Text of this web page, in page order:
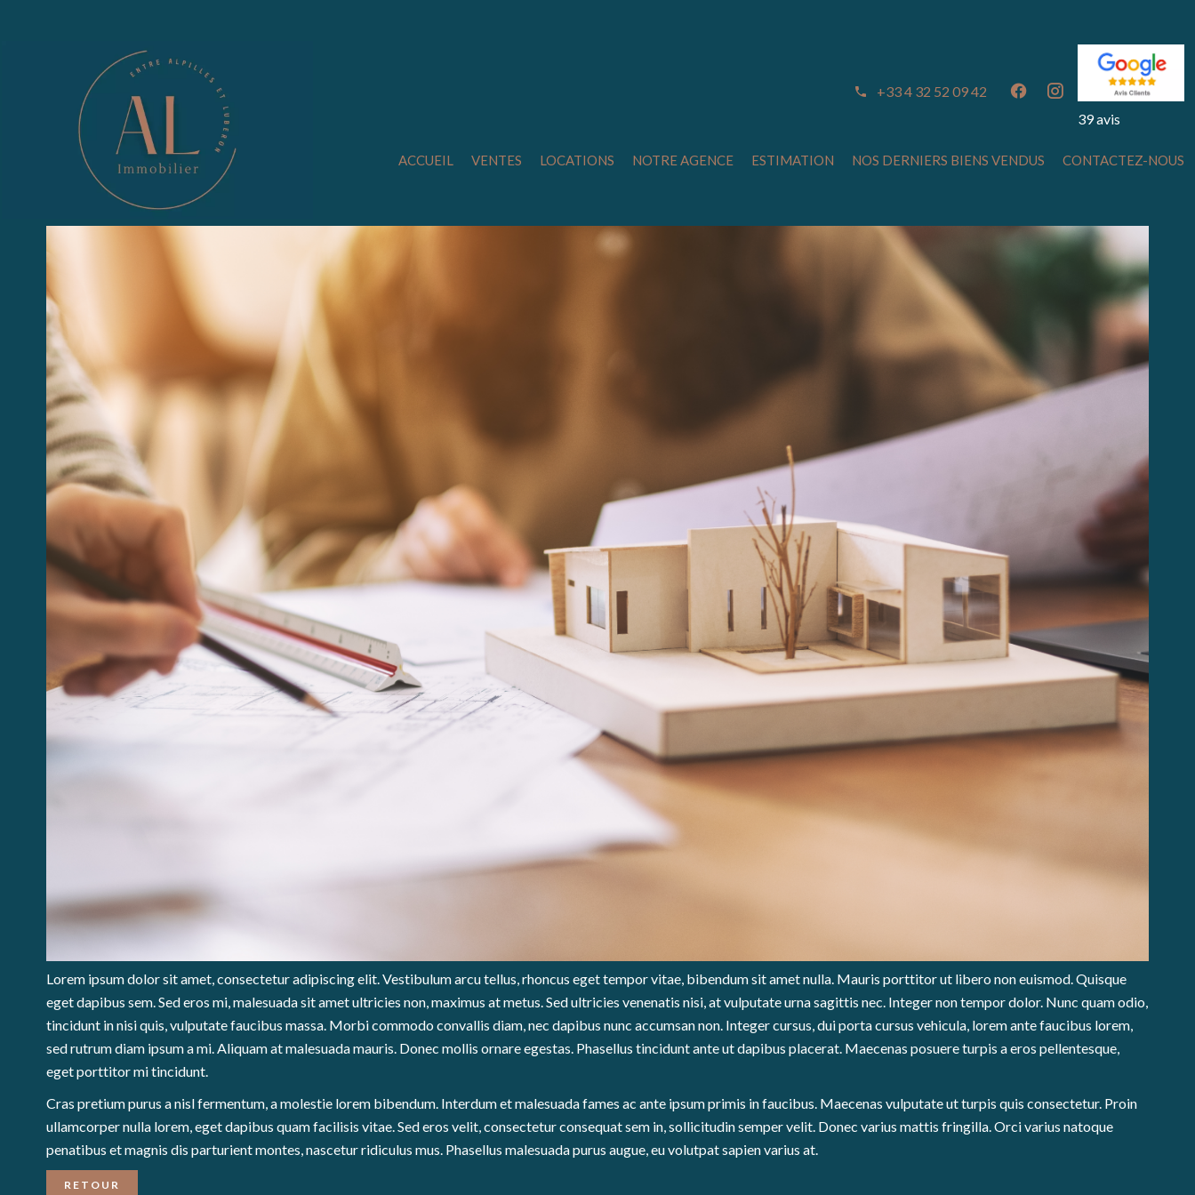
39 avis
+33 4 32 52 09 42
ACCUEIL VENTES LOCATIONS NOTRE AGENCE ESTIMATION NOS DERNIERS BIENS VENDUS CONTACTEZ-NOUS
Lorem ipsum dolor sit amet, consectetur adipiscing elit. Vestibulum arcu tellus, rhoncus eget tempor vitae, bibendum sit amet nulla. Mauris porttitor ut libero non euismod. Quisque
eget dapibus sem. Sed eros mi, malesuada sit amet ultricies non, maximus at metus. Sed ultricies venenatis nisi, at vulputate urna sagittis nec. Integer non tempor dolor. Nunc quam odio,
tincidunt in nisi quis, vulputate faucibus massa. Morbi commodo convallis diam, nec dapibus nunc accumsan non. Integer cursus, dui porta cursus vehicula, lorem ante faucibus lorem,
sed rutrum diam ipsum a mi. Aliquam at malesuada mauris. Donec mollis ornare egestas. Phasellus tincidunt ante ut dapibus placerat. Maecenas posuere turpis a eros pellentesque,
eget porttitor mi tincidunt.
Cras pretium purus a nisl fermentum, a molestie lorem bibendum. Interdum et malesuada fames ac ante ipsum primis in faucibus. Maecenas vulputate ut turpis quis consectetur. Proin
ullamcorper nulla lorem, eget dapibus quam facilisis vitae. Sed eros velit, consectetur consequat sem in, sollicitudin semper velit. Donec varius mattis fringilla. Orci varius natoque
penatibus et magnis dis parturient montes, nascetur ridiculus mus. Phasellus malesuada purus augue, eu volutpat sapien varius at.
RETOUR